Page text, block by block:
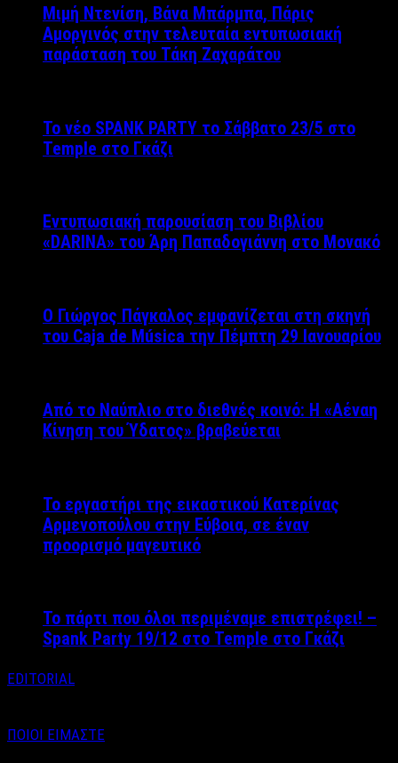
Μιμή Ντενίση, Βάνα Μπάρμπα, Πάρις
Αμοργινός στην τελευταία εντυπωσιακή
παράσταση του Τάκη Ζαχαράτου
Το νέο SPANK PARTY το Σάββατο 23/5 στο
Temple στο Γκάζι
Εντυπωσιακή παρουσίαση του Βιβλίου
«DARINA» του Άρη Παπαδογιάννη στο Μονακό
Ο Γιώργος Πάγκαλος εμφανίζεται στη σκηνή
του Caja de Música την Πέμπτη 29 Ιανουαρίου
Από το Ναύπλιο στο διεθνές κοινό: Η «Αέναη
Κίνηση του Ύδατος» βραβεύεται
Το εργαστήρι της εικαστικού Κατερίνας
Αρμενοπούλου στην Εύβοια, σε έναν
προορισμό μαγευτικό
Το πάρτι που όλοι περιμέναμε επιστρέφει! –
Spank Party 19/12 στο Temple στο Γκάζι
EDITORIAL
ΠΟΙΟΙ ΕΙΜΑΣΤΕ